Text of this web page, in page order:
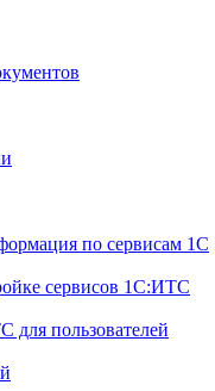
по сервисам 1С
сервисов 1С:ИТС
для пользователей